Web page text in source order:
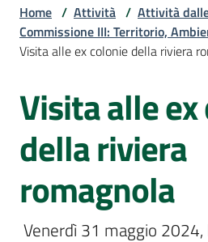
Assemblea
Attività
Argomenti
Home / Attività / Attività
Commissione III: Territorio,
Visita alle ex colonie della riviera
Salta al contenuto
Visita alle
della riviera
romagnola